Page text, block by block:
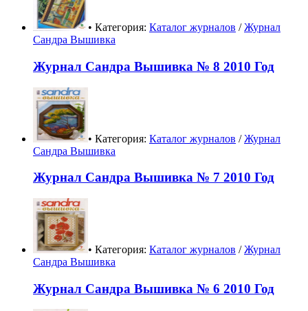
• Категория: Каталог журналов /Журнал
Сандра Вышивка
Журнал Сандра Вышивка № 8 2010 Год
• Категория: Каталог журналов /Журнал
Сандра Вышивка
Журнал Сандра Вышивка № 7 2010 Год
• Категория: Каталог журналов /Журнал
Сандра Вышивка
Журнал Сандра Вышивка № 6 2010 Год